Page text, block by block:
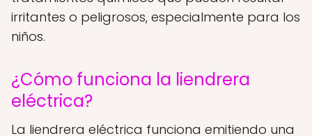
irritantes o peligrosos, especialmente para los
niños.
¿Cómo funciona la liendrera
eléctrica?
La liendrera eléctrica funciona emitiendo una